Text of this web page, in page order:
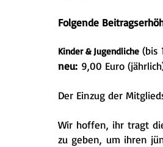
Folgende
Kinder & Jugendliche (bis
neu: 9,00 Euro
Der Einzug der
Wir hoffen, ihr tragt
zu geben, um ihren